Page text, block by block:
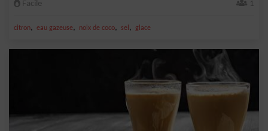
Facile 1
citron, eau gazeuse, noix de coco, sel , glace